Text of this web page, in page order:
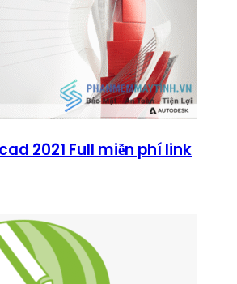
2021 Full miễn phí link